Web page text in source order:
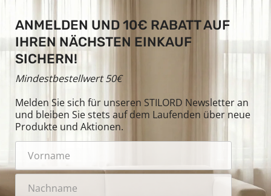
ANMELDEN UND 10€ RABATT AUF
IHREN NÄCHSTEN EINKAUF
SICHERN!
Mindestbestellwert 50€
Melden Sie sich für unseren STILORD Newsletter an
und bleiben Sie stets auf dem Laufenden über neue
Produkte und Aktionen.